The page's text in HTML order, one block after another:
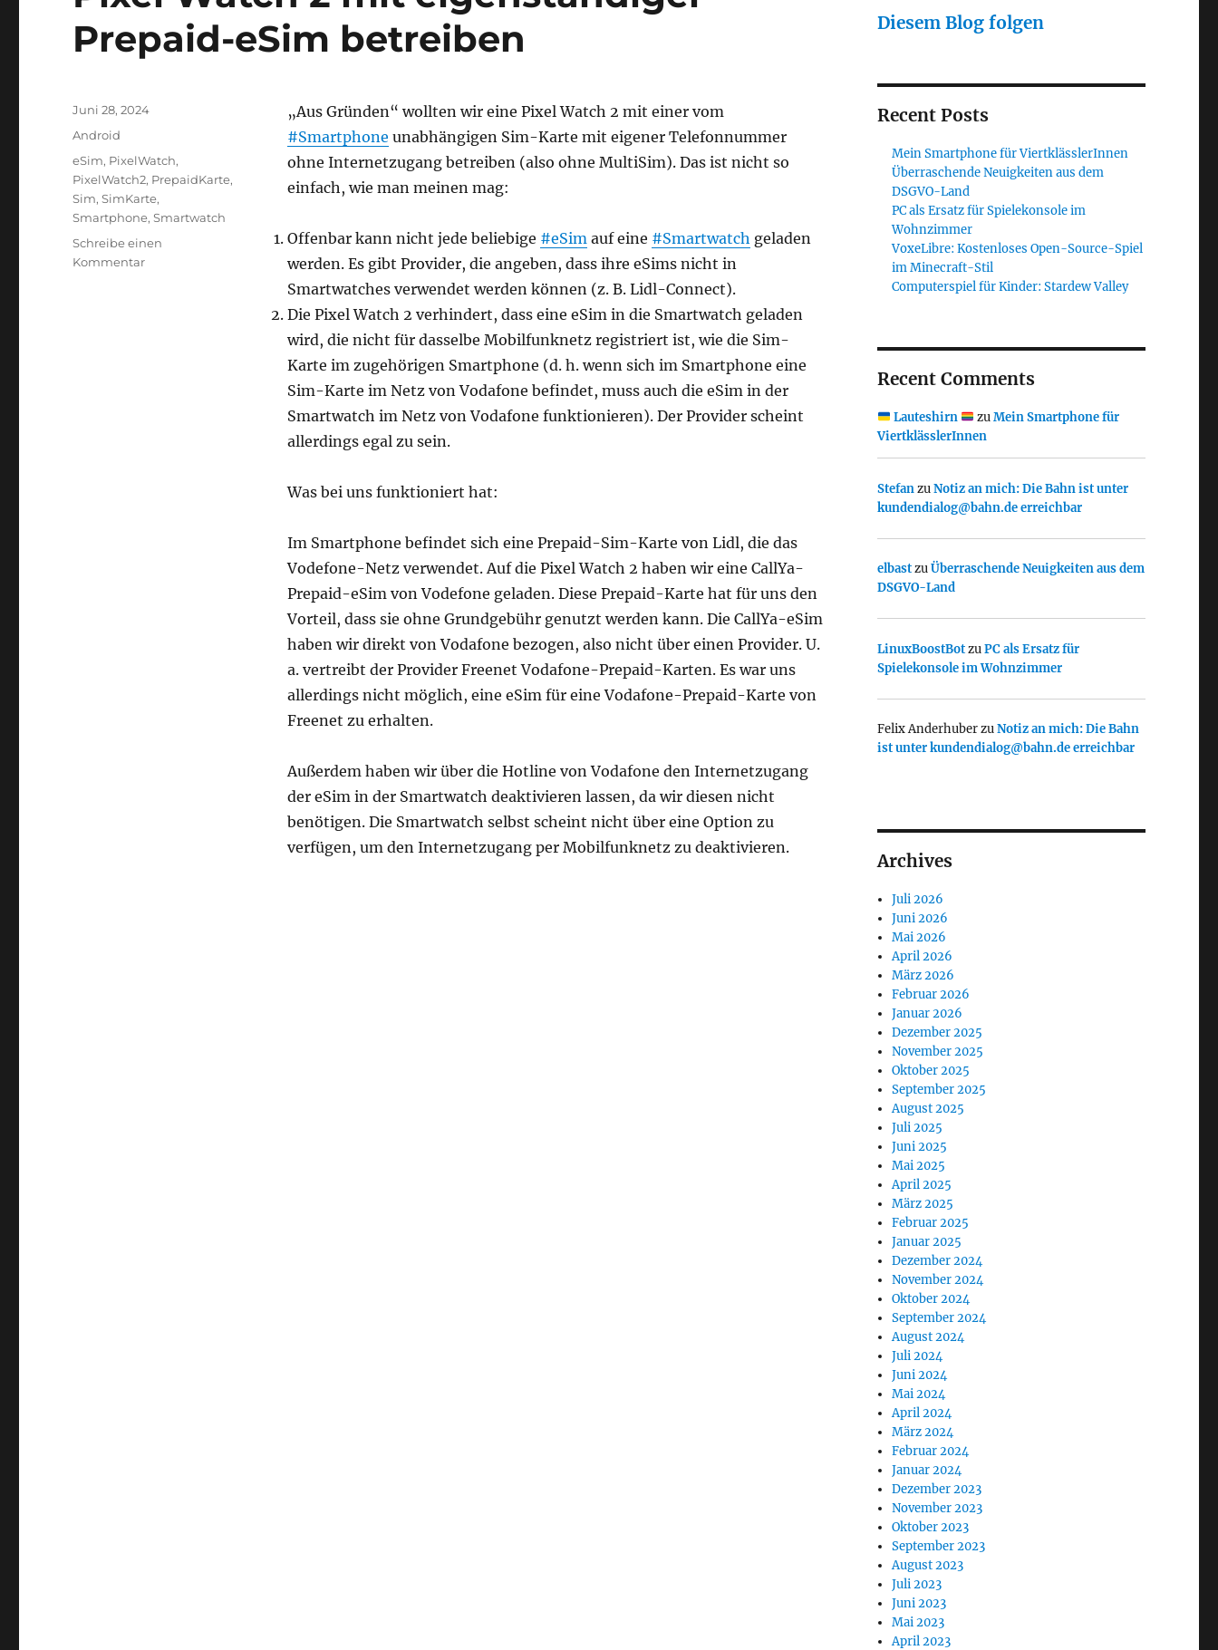
Prepaid-eSim betreiben
„Aus Gründen“ wollten wir eine Pixel Watch 2 mit einer vom
#Smartphone unabhängigen Sim-Karte mit eigener Telefonnummer
ohne Internetzugang betreiben (also ohne MultiSim). Das ist nicht so
einfach, wie man meinen mag:
Offenbar kann nicht jede beliebige #eSimauf eine #Smartwatch geladen
werden. Es gibt Provider, die angeben, dass ihre eSims nicht in
Smartwatches verwendet werden können (z. B. Lidl-Connect).
Die Pixel Watch 2 verhindert, dass eine eSim in die Smartwatch geladen
wird, die nicht für dasselbe Mobilfunknetz registriert ist, wie die Sim-
Karte im zugehörigen Smartphone (d. h. wenn sich im Smartphone eine
Sim-Karte im Netz von Vodafone befindet, muss auch die eSim in der
Smartwatch im Netz von Vodafone funktionieren). Der Provider scheint
allerdings egal zu sein.
Was bei uns funktioniert hat:
Im Smartphone befindet sich eine Prepaid-Sim-Karte von Lidl, die das
Vodefone-Netz verwendet. Auf die Pixel Watch 2 haben wir eine CallYa-
Prepaid-eSim von Vodefone geladen. Diese Prepaid-Karte hat für uns den
Vorteil, dass sie ohne Grundgebühr genutzt werden kann. Die CallYa-eSim
haben wir direkt von Vodafone bezogen, also nicht über einen Provider. U.
a. vertreibt der Provider Freenet Vodafone-Prepaid-Karten. Es war uns
allerdings nicht möglich, eine eSim für eine Vodafone-Prepaid-Karte von
Freenet zu erhalten.
Außerdem haben wir über die Hotline von Vodafone den Internetzugang
der eSim in der Smartwatch deaktivieren lassen, da wir diesen nicht
benötigen. Die Smartwatch selbst scheint nicht über eine Option zu
verfügen, um den Internetzugang per Mobilfunknetz zu deaktivieren.
Veröffentlicht
Juni 28, 2024
Kategorien
Android
Schlagwörter
eSim, PixelWatch,
PixelWatch2, PrepaidKarte,
Sim,SimKarte,
Smartphone,Smartwatch
Schreibe einen
Kommentarzu
Diesem Blog folgen
Recent Posts
Mein Smartphone für ViertklässlerInnen
Überraschende Neuigkeiten aus dem
DSGVO-Land
PC als Ersatz für Spielekonsole im
Wohnzimmer
VoxeLibre: Kostenloses Open-Source-Spiel
im Minecraft-Stil
Computerspiel für Kinder: Stardew Valley
Recent Comments
Lauteshirn zuMein Smartphone für
ViertklässlerInnen
StefanzuNotiz an mich: Die Bahn ist unter
kundendialog@bahn.de erreichbar
elbastzuÜberraschende Neuigkeiten aus dem
DSGVO-Land
LinuxBoostBotzuPC als Ersatz für
Spielekonsole im Wohnzimmer
Felix AnderhuberzuNotiz an mich: Die Bahn
ist unter kundendialog@bahn.de erreichbar
Archives
Juli 2026
Juni 2026
Mai 2026
April 2026
März 2026
Februar 2026
Januar 2026
Dezember 2025
November 2025
Oktober 2025
September 2025
August 2025
Juli 2025
Juni 2025
Mai 2025
April 2025
März 2025
Februar 2025
Januar 2025
Dezember 2024
November 2024
Oktober 2024
September 2024
August 2024
Juli 2024
Juni 2024
Mai 2024
April 2024
März 2024
Februar 2024
Januar 2024
Dezember 2023
November 2023
Oktober 2023
September 2023
August 2023
Juli 2023
Juni 2023
Mai 2023
April 2023